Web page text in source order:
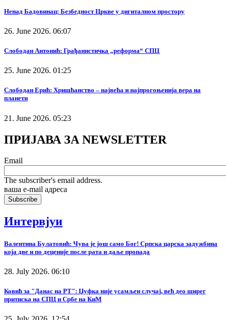
Ненад Бадовинац: Безбедност Цркве у дигиталном простору
26. June 2026. 06:07
Слободан Антонић: Грађанистичка „реформа“ СПЦ
25. June 2026. 01:25
Слободан Ерић: Хришћанство – највећа и најпрогоњенија вера на
планети
21. June 2026. 05:23
ПРИЈАВА ЗА NEWSLETTER
Email
The subscriber's email address.
ваша е-mail адреса
Интервјуи
Валентина Булатовић: Чува је још само Бог! Српска царска задужбина
која две и по деценије после рата и даље пропада
28. July 2026. 06:10
Ковић за "Данас на РТ": Џуфка није усамљен случај, већ део ширег
притиска на СПЦ и Србе на КиМ